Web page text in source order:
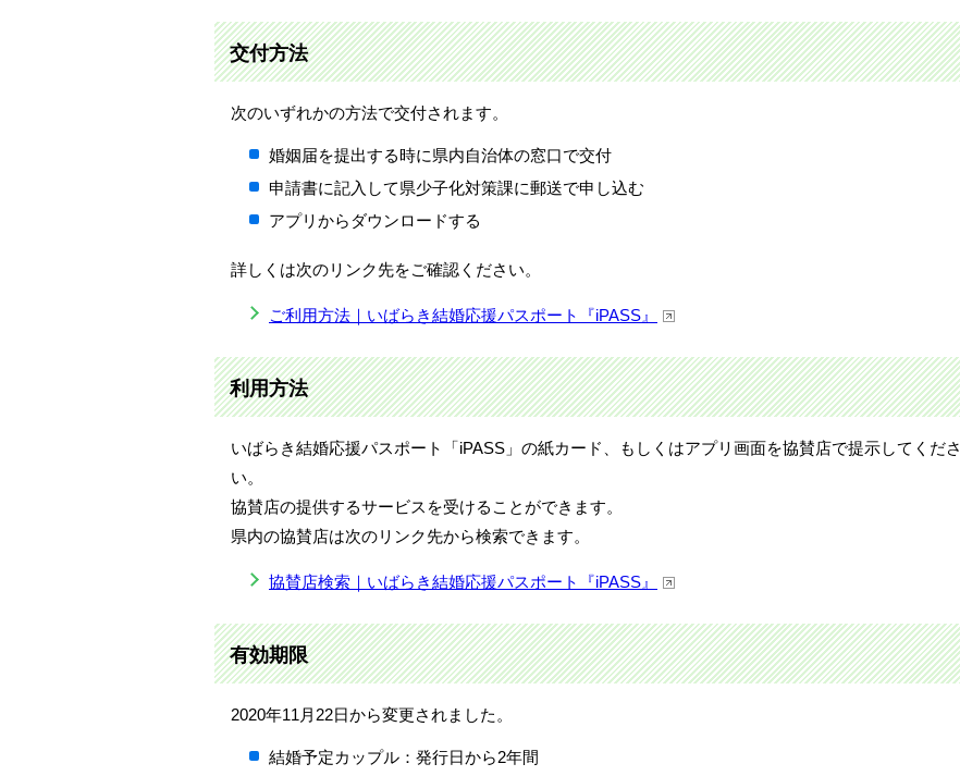
交付方法
次のいずれかの方法で交付されます。
婚姻届を提出する時に県内自治体の窓口で交付
申請書に記入して県少子化対策課に郵送で申し込む
アプリからダウンロードする
詳しくは次のリンク先をご確認ください。
ご利用方法｜いばらき結婚応援パスポート『iPASS 』
利用方法
いばらき結婚応援パスポート「iPASS 」の紙カード、もしくはアプリ画面を協賛店で提示してくださ
い。
協賛店の提供するサービスを受けることができます。
県内の協賛店は次のリンク先から検索できます。
協賛店検索｜いばらき結婚応援パスポート『iPASS 』
有効期限
2020年11月22日から変更されました。
結婚予定カップル：発行日から2年間